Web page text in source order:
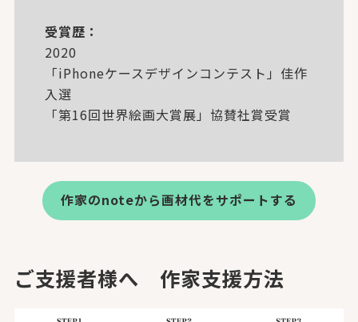
受賞歴：
2020
「iPhoneケースデザインコンテスト」佳作
入選
「第16回世界絵画大賞展」協賛社賞受賞
作家のnoteから画材代をサポートする
ご支援者様へ 作家支援方法